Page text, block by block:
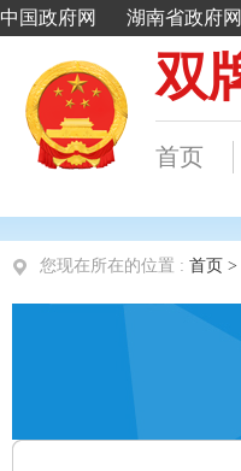
您现在所在的位置 : 首页 >